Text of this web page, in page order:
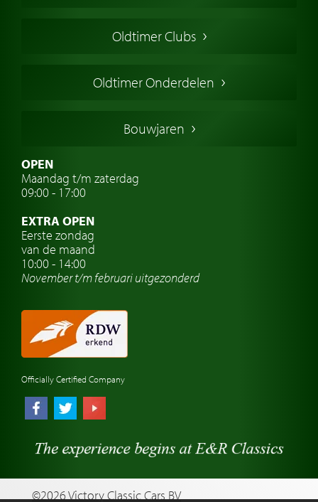
Amerikaanse oldtimers
Franse oldtimers
Zweedse oldtimers
Oldtimer verzekering
Oldtimer reizen
Oldtimerwerkplaats
Automerk horloges
Classic cars Nederland
Oldtimer Clubs
Oldtimer Onderdelen
Bouwjaren
OPEN
Maandag t/m zaterdag
09:00 - 17:00
EXTRA OPEN
Eerste zondag
van de maand
10:00 - 14:00
November t/m februariuitgezonderd
Officially Certified Company
©2026 Victory Classic Cars BV